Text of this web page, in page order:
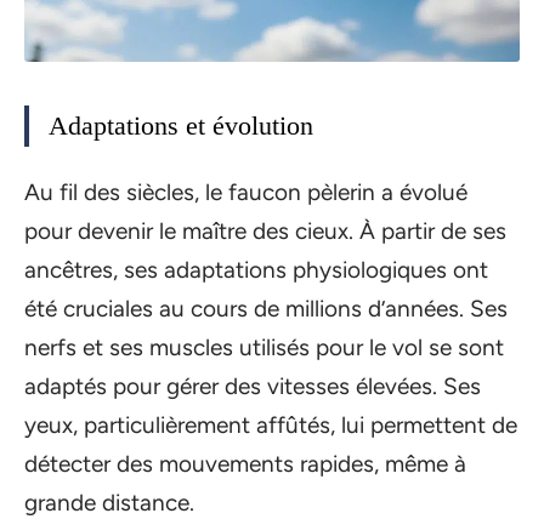
Adaptations et évolution
Au fil des siècles, le faucon pèlerin a évolué
pour devenir le maître des cieux. À partir de ses
ancêtres, ses adaptations physiologiques ont
été cruciales au cours de millions d’années. Ses
nerfs et ses muscles utilisés pour le vol se sont
adaptés pour gérer des vitesses élevées. Ses
yeux, particulièrement affûtés, lui permettent de
détecter des mouvements rapides, même à
grande distance.